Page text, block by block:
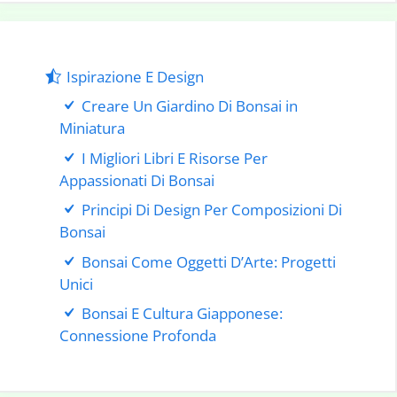
Ispirazione E Design
Creare Un Giardino Di Bonsai in
Miniatura
I Migliori Libri E Risorse Per
Appassionati Di Bonsai
Principi Di Design Per Composizioni Di
Bonsai
Bonsai Come Oggetti D’Arte: Progetti
Unici
Bonsai E Cultura Giapponese:
Connessione Profonda